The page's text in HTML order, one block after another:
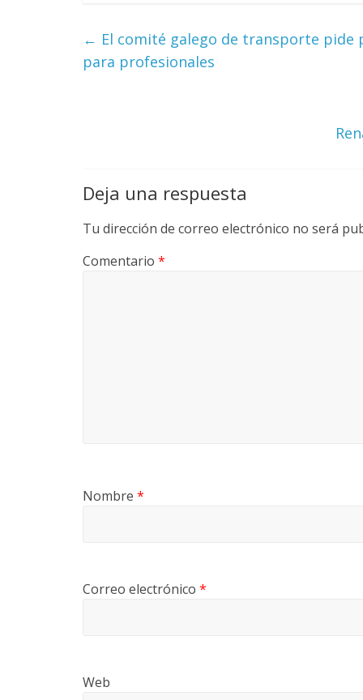
M
u
i
n
e
C
l
← El comité galego de transporte pide
para profesionales
Deja una respuesta
Tu dirección de correo electrónico no será
Comentario *
Nombre *
Correo electrónico *
Web